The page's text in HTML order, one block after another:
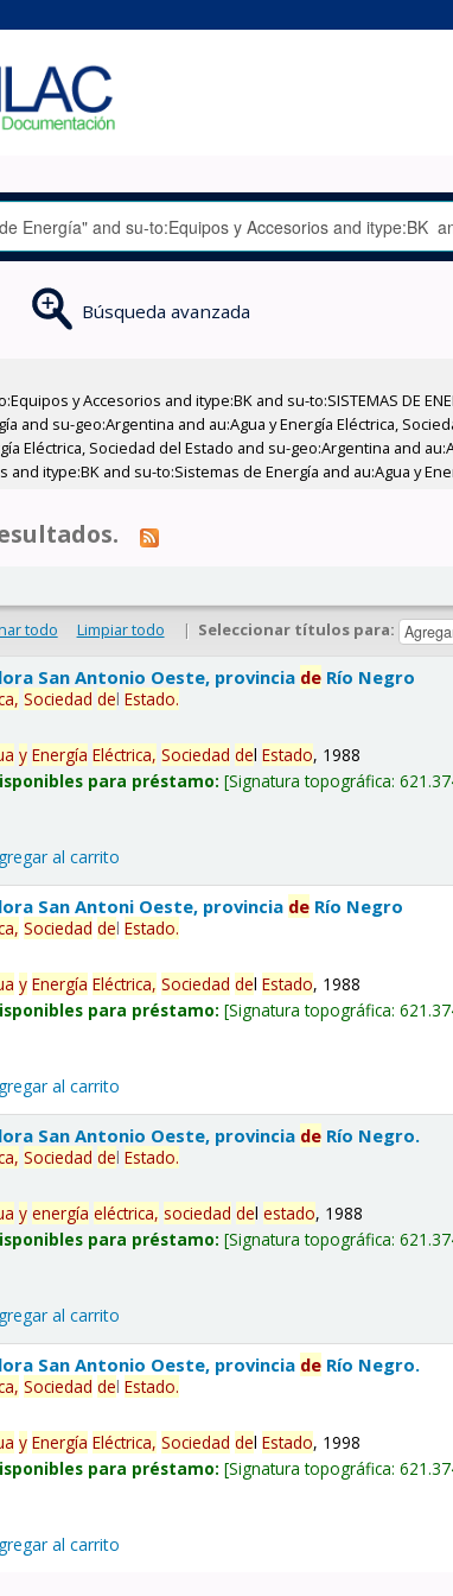
Búsqueda avanzada
y Accesorios and itype:BK and su-to:SISTEMAS DE
and su-geo:Argentina and au:Agua y Energía Eléctrica,
Eléctrica, Sociedad del Estado and su-geo:Argentina and
itype:BK and su-to:Sistemas de Energía and au:Agua y
todo Limpiar todo | Seleccionar títulos para:
San Antonio Oeste, provincia de Río Negro
Sociedad delEstado.
y Energía Eléctrica, Sociedad delEstado, 1988
para préstamo: Signatura topográfica:
al carrito
San Antoni Oeste, provincia de Río Negro
Sociedad delEstado.
y Energía Eléctrica, Sociedad delEstado, 1988
para préstamo: Signatura topográfica:
al carrito
San Antonio Oeste, provincia de Río Negro.
Sociedad delEstado.
y energía eléctrica, sociedad delestado, 1988
para préstamo: Signatura topográfica:
al carrito
San Antonio Oeste, provincia de Río Negro.
Sociedad delEstado.
y Energía Eléctrica, Sociedad delEstado, 1998
para préstamo: Signatura topográfica:
al carrito